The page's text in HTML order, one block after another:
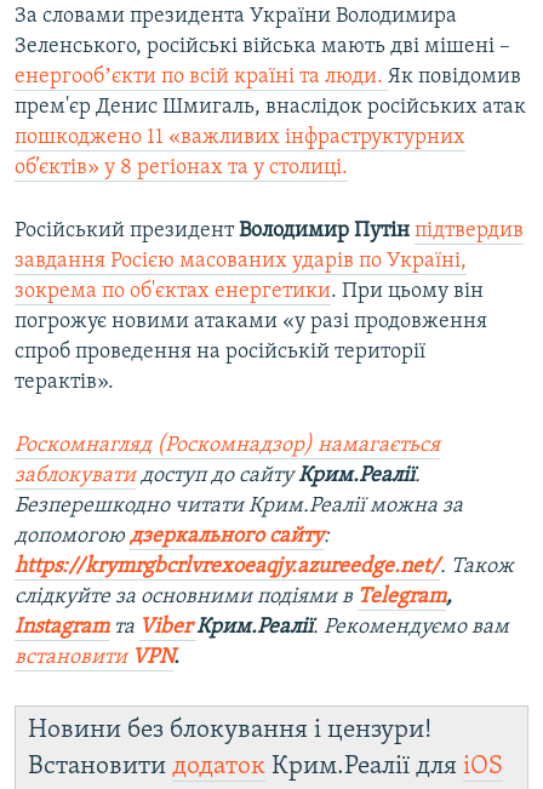
За словами президента України Володимира
Зеленського, російські війська мають дві мішені –
енергообʼєкти по всій країні та люди. Як повідомив
прем'єр Денис Шмигаль, внаслідок російських атак
пошкоджено 11 «важливих інфраструктурних
об’єктів» у 8 регіонах та у столиці.
Російський президентВолодимир Путін підтвердив
завдання Росією масованих ударів по Україні,
зокрема по об'єктах енергетики. При цьому він
погрожує новими атаками «у разі продовження
спроб проведення на російській території
терактів».
Роскомнагляд (Роскомнадзор) намагається
заблокуватидоступ до сайтуКрим.Реалії.
Безперешкодно читати Крим.Реалії можна за
допомогою дзеркального сайту:
https://krymrgbcrlvrexoeaqjy.azureedge.net/. Також
слідкуйте за основними подіями в Telegram,
Instagramта ViberКрим.Реалії. Рекомендуємо вам
встановити VPN.
Новини без блокування і цензури!
Встановити додаток Крим.Реалії для iOS